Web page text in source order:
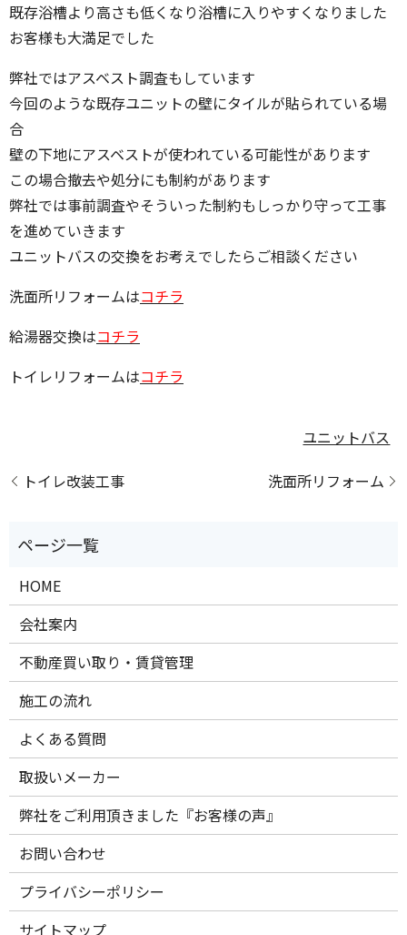
既存浴槽より高さも低くなり浴槽に入りやすくなりました
お客様も大満足でした
弊社ではアスベスト調査もしています
今回のような既存ユニットの壁にタイルが貼られている場
合
壁の下地にアスベストが使われている可能性があります
この場合撤去や処分にも制約があります
弊社では事前調査やそういった制約もしっかり守って工事
を進めていきます
ユニットバスの交換をお考えでしたらご相談ください
洗面所リフォームはコチラ
給湯器交換はコチラ
トイレリフォームはコチラ
ユニットバス
トイレ改装工事
洗面所リフォーム
HOME
会社案内
不動産買い取り・賃貸管理
施工の流れ
よくある質問
取扱いメーカー
弊社をご利用頂きました『お客様の声』
お問い合わせ
プライバシーポリシー
サイトマップ